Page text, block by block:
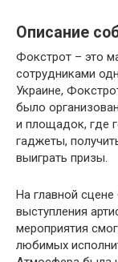
Описание
Фокстрот – это
сотрудниками
Украине,
было
и площадок, где
гаджеты,
выиграть призы.
На главной
выступления
мероприятия
любимых